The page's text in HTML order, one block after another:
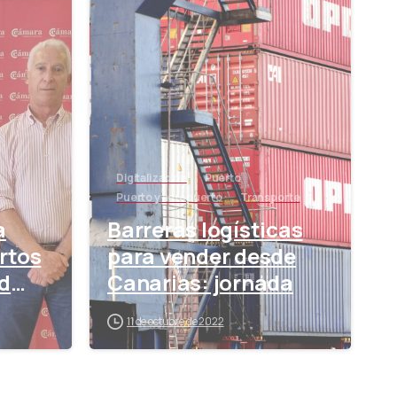
-
Digitalización
Puerto
Puerto y aeropuerto
Transporte
Barreras logísticas
para vender desde
Canarias: jornada
11 de octubre de 2022